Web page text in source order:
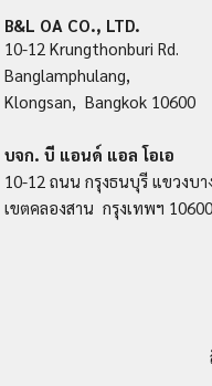
B&L OA CO., LTD.
10-12 Krungthonburi Rd.
Banglamphulang,
Klongsan, Bangkok 10600
บจก. บี แอนด์ แอล โอเอ
10-12 ถนน กรุงธนบุรี แขวงบา
เขตคลองสาน กรุงเทพฯ 10600